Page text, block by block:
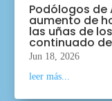
Podólogos
aumento de
las uñas de
continuado
Jun 18, 2026
leer más...